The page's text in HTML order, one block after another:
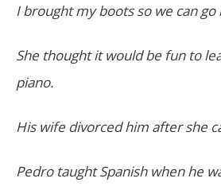
I brought my boots so we can go
She thought it would be fun to
piano.
His wife divorced him after she
Pedro taught Spanish when he